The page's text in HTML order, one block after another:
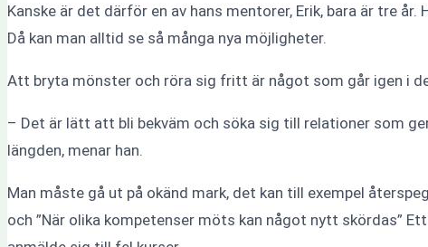
Kanske är det därför en av hans mentorer, Erik, bara är tre
Då kan man alltid se så många nya möjligheter.
Att bryta mönster och röra sig fritt är något som går igen i
– Det är lätt att bli bekväm och söka sig till relationer som
längden, menar han.
Man måste gå ut på okänd mark, det kan till exempel
och ”När olika kompetenser möts kan något nytt skördas”